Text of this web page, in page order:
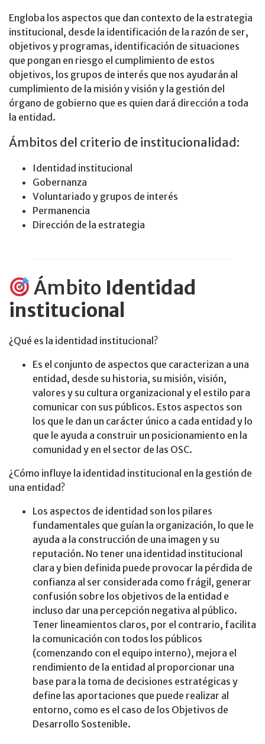
Engloba los aspectos que dan contexto de la estrategia
institucional, desde la identificación de la razón de ser,
objetivos y programas, identificación de situaciones
que pongan en riesgo el cumplimiento de estos
objetivos, los grupos de interés que nos ayudarán al
cumplimiento de la misión y visión y la gestión del
órgano de gobierno que es quien dará dirección a toda
la entidad.
Ámbitos del criterio de institucionalidad:
Identidad institucional
Gobernanza
Voluntariado y grupos de interés
Permanencia
Dirección de la estrategia
Ámbito Identidad
institucional
¿Qué es la identidad institucional?
Es el conjunto de aspectos que caracterizan a una
entidad, desde su historia, su misión, visión,
valores y su cultura organizacional y el estilo para
comunicar con sus públicos. Estos aspectos son
los que le dan un carácter único a cada entidad y lo
que le ayuda a construir un posicionamiento en la
comunidad y en el sector de las OSC.
¿Cómo influye la identidad institucional en la gestión de
una entidad?
Los aspectos de identidad son los pilares
fundamentales que guían la organización, lo que le
ayuda a la construcción de una imagen y su
reputación. No tener una identidad institucional
clara y bien definida puede provocar la pérdida de
confianza al ser considerada como frágil, generar
confusión sobre los objetivos de la entidad e
incluso dar una percepción negativa al público.
Tener lineamientos claros, por el contrario, facilita
la comunicación con todos los públicos
(comenzando con el equipo interno), mejora el
rendimiento de la entidad al proporcionar una
base para la toma de decisiones estratégicas y
define las aportaciones que puede realizar al
entorno, como es el caso de los Objetivos de
Desarrollo Sostenible.